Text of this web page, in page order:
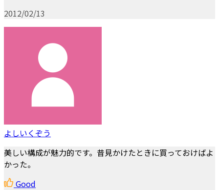
2012/02/13
よしいくぞう
美しい構成が魅力的です。昔見かけたときに買っておけばよ
かった。
Good